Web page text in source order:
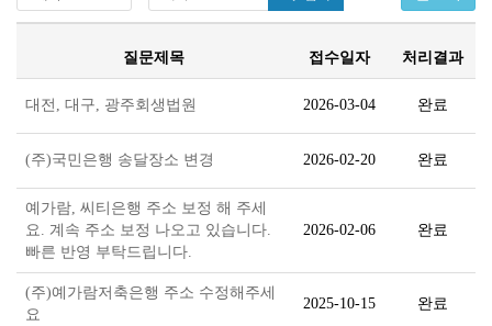
질문제목 접수일자 처리결과
대전, 대구, 광주회생법원 2026-03-04 완료
(주)국민은행 송달장소 변경 2026-02-20 완료
예가람, 씨티은행 주소 보정 해 주세
요. 계속 주소 보정 나오고 있습니다.
빠른 반영 부탁드립니다.
2026-02-06 완료
(주)예가람저축은행 주소 수정해주세
요
2025-10-15 완료